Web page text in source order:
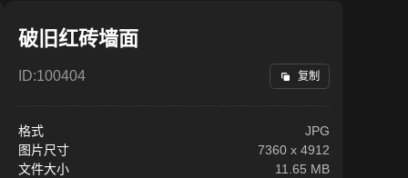
破旧红砖墙面
ID:100404 复制
格式
JPG
图片尺寸
7360 x 4912
文件大小
11.65 MB